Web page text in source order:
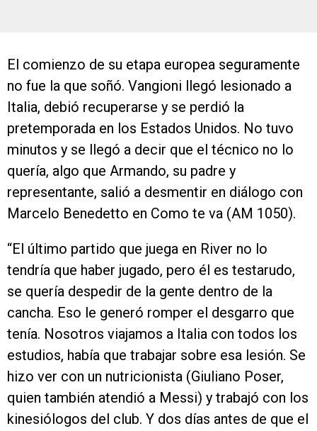
El comienzo de su etapa europea seguramente
no fue la que soñó. Vangioni llegó lesionado a
Italia, debió recuperarse y se perdió la
pretemporada en los Estados Unidos. No tuvo
minutos y se llegó a decir que el técnico no lo
quería, algo que Armando, su padre y
representante, salió a desmentir en diálogo con
Marcelo Benedetto en Como te va (AM 1050).
“El último partido que juega en River no lo
tendría que haber jugado, pero él es testarudo,
se quería despedir de la gente dentro de la
cancha. Eso le generó romper el desgarro que
tenía. Nosotros viajamos a Italia con todos los
estudios, había que trabajar sobre esa lesión. Se
hizo ver con un nutricionista (Giuliano Poser,
quien también atendió a Messi) y trabajó con los
kinesiólogos del club. Y dos días antes de que el